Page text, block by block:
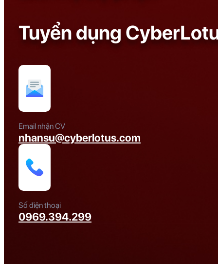
Tuyển dụng
Email nhận CV
nhansu@cyberlotus.com
Số điện thoại
0969.394.299